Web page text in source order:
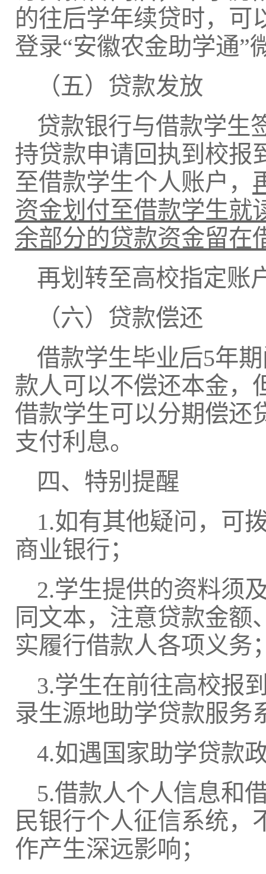
的往后学年续贷时，可
登录“安徽农金助学通”
（五）贷款发放
贷款银行与借款学生
持贷款申请回执到校报
至借款学生个人账户，
资金划付至借款学生就
余部分的贷款资金留在
再划转至高校指定账
（六）贷款偿还
借款学生毕业后5年
款人可以不偿还本金，
借款学生可以分期偿还
支付利息。
四、特别提醒
1.如有其他疑问，可
商业银行；
2.学生提供的资料须
同文本，注意贷款金
实履行借款人各项义务
3.学生在前往高校报
录生源地助学贷款服务
4.如遇国家助学贷款
5.借款人个人信息和
民银行个人征信系统，
作产生深远影响；